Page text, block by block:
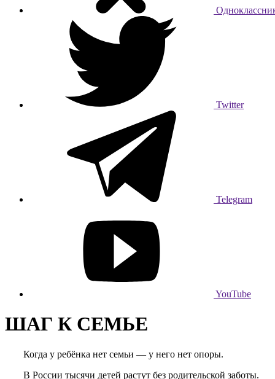
Twitter
Telegram
YouTube
ШАГ К СЕМЬЕ
Когда у ребёнка нет семьи — у него нет опоры.
В России тысячи детей растут без родительской заботы.